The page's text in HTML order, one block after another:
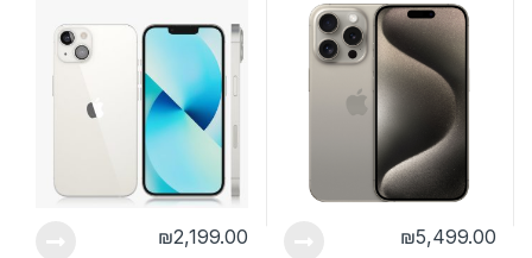
₪5,499.00
₪2,199.00